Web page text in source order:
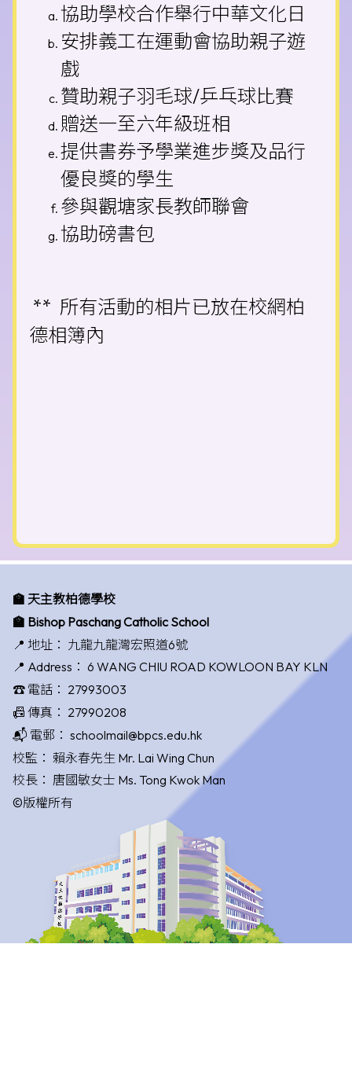
協助學校合作舉行中華文化日
安排義工在運動會協助親子遊
戲
贊助親子羽毛球/乒乓球比賽
贈送一至六年級班相
提供書券予學業進步獎及品行
優良獎的學生
參與觀塘家長教師聯會
協助磅書包
** 所有活動的相片已放在校網柏
德相簿內
🏫 天主教柏德學校
🏫 Bishop Paschang Catholic School
📍 地址： 九龍九龍灣宏照道6號
📍 Address： 6 WANG CHIU ROAD KOWLOON BAY KLN
☎️ 電話： 27993003
📠 傳真： 27990208
📬 電郵： schoolmail@bpcs.edu.hk
校監： 賴永春先生 Mr. Lai Wing Chun
校長： 唐國敏女士 Ms. Tong Kwok Man
©版權所有